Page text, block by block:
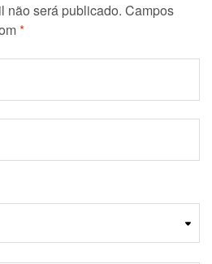
não será publicado. Campos
*